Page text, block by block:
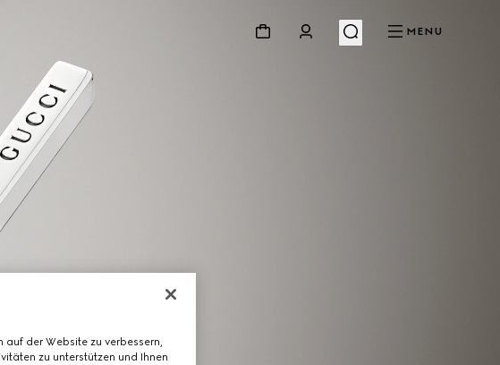
MENU
der Website zu verbessern,
zu unterstützen und Ihnen